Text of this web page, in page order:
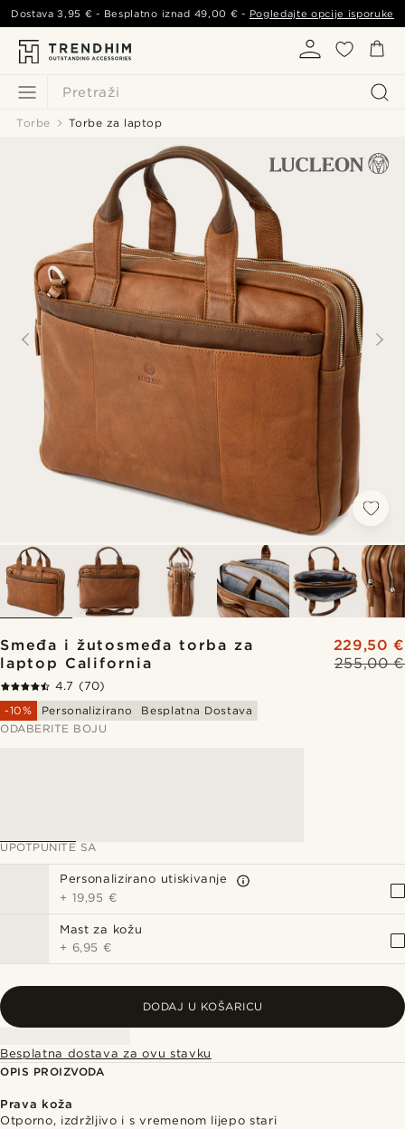
Pretraži
Dostava3,95 € - Besplatno iznad 49,00 € - Pogledajte opcije isporuke
Torbe Torbe za laptop
Smeđa i žutosmeđa torba za
laptop California
255,00 €
229,50 €
4.7 (70)
-10%
Personalizirano
Besplatna Dostava
ODABERITE BOJU
UPOTPUNITE SA
Personalizirano utiskivanje
+ 19,95 €
Mast za kožu
+ 6,95 €
DODAJ U KOŠARICU
Besplatna dostava za ovu stavku
OPIS PROIZVODA
Prava koža
Otporno, izdržljivo i s vremenom lijepo stari